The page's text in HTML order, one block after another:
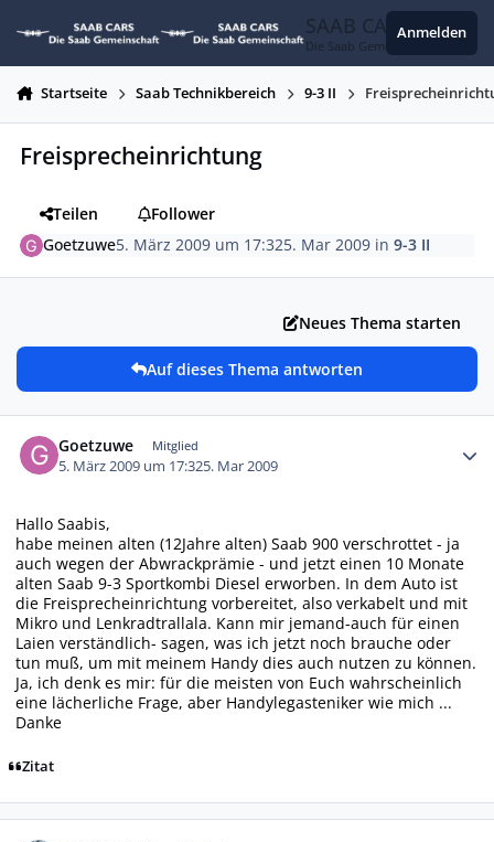
SAAB CARS
Die Saab Gemeinschaft
Anmelden
Startseite Saab Technikbereich 9-3 II
Freisprecheinrichtung
Teilen
Follower
Goetzuwe5. März 2009 um 17:325. Mar 2009 in9-3 II
Neues Thema starten
Auf dieses Thema antworten
Goetzuwe Mitglied
5. März 2009 um 17:325. Mar 2009
Hallo Saabis,
habe meinen alten (12Jahre alten) Saab 900 verschrottet - ja
auch wegen der Abwrackprämie - und jetzt einen 10 Monate
alten Saab 9-3 Sportkombi Diesel erworben. In dem Auto ist
die Freisprecheinrichtung vorbereitet, also verkabelt und mit
Mikro und Lenkradtrallala. Kann mir jemand-auch für einen
Laien verständlich- sagen, was ich jetzt noch brauche oder
tun muß, um mit meinem Handy dies auch nutzen zu können.
Ja, ich denk es mir: für die meisten von Euch wahrscheinlich
eine lächerliche Frage, aber Handylegasteniker wie mich ...
Danke
Zitat